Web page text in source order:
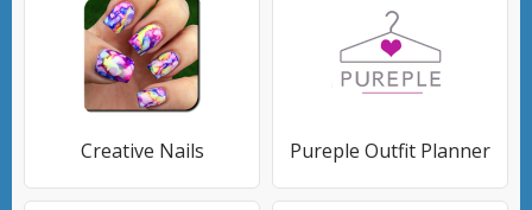
Creative Nails Pureple Outfit Planner